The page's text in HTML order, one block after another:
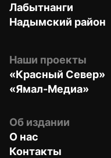
Лабытнанги
Надымский район
Наши проекты
«Красный Север»
«Ямал-Медиа»
Об издании
О нас
Контакты